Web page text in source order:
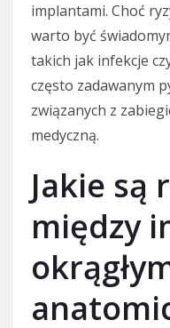
implantami. Choć
warto być
takich jak infekcje
często zadawanym
związanych z
medyczną.
Jakie są
między